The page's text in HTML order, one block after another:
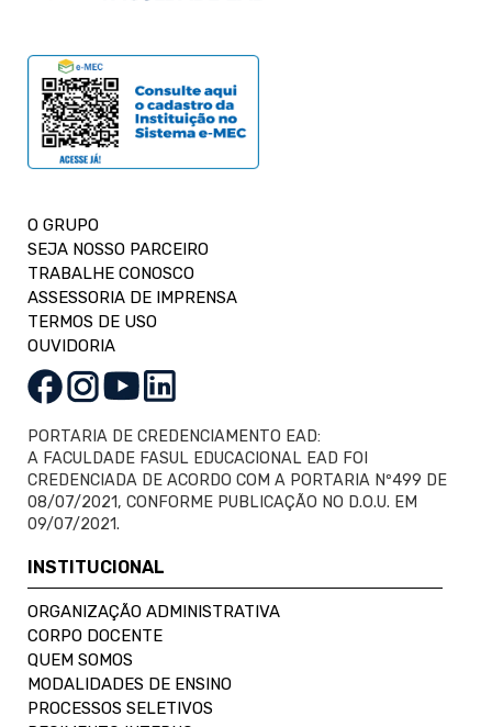
O GRUPO
SEJA NOSSO PARCEIRO
TRABALHE CONOSCO
ASSESSORIA DE IMPRENSA
TERMOS DE USO
OUVIDORIA
PORTARIA DE CREDENCIAMENTO EAD:
A FACULDADE FASUL EDUCACIONAL EAD FOI
CREDENCIADA DE ACORDO COM A PORTARIA Nº499 DE
08/07/2021, CONFORME PUBLICAÇÃO NO D.O.U. EM
09/07/2021.
INSTITUCIONAL
ORGANIZAÇÃO ADMINISTRATIVA
CORPO DOCENTE
QUEM SOMOS
MODALIDADES DE ENSINO
PROCESSOS SELETIVOS